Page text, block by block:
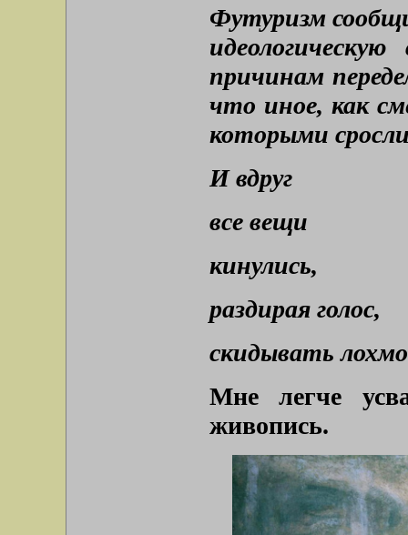
Футуризм
причинам
что иное, как
которыми
И вдруг
все вещи
кинулись,
раздирая голос,
скидывать
Мне легче
живопись.